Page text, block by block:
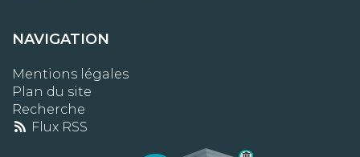
NAVIGATION
Mentions légales
Plan du site
Recherche
Flux RSS